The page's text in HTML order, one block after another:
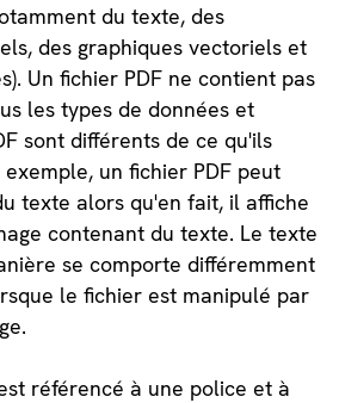
du texte, des
des graphiques vectoriels et
Un fichier PDF ne contient pas
les types de données et
sont différents de ce qu'ils
un fichier PDF peut
texte alors qu'en fait, il affiche
contenant du texte. Le texte
se comporte différemment
le fichier est manipulé par
référencé à une police et à